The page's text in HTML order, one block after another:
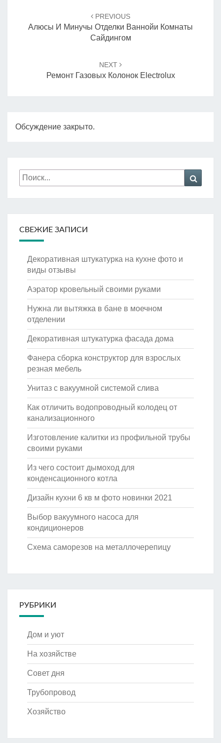
записям
PREVIOUS
Алюсы И Минучы Отделки Ваннойи Комнаты
Сайдингом
NEXT
Ремонт Газовых Колонок Electrolux
Обсуждение закрыто.
Искать:
СВЕЖИЕ ЗАПИСИ
Декоративная штукатурка на кухне фото и
виды отзывы
Аэратор кровельный своими руками
Нужна ли вытяжка в бане в моечном
отделении
Декоративная штукатурка фасада дома
Фанера сборка конструктор для взрослых
резная мебель
Унитаз с вакуумной системой слива
Как отличить водопроводный колодец от
канализационного
Изготовление калитки из профильной трубы
своими руками
Из чего состоит дымоход для
конденсационного котла
Дизайн кухни 6 кв м фото новинки 2021
Выбор вакуумного насоса для
кондиционеров
Схема саморезов на металлочерепицу
РУБРИКИ
Дом и уют
На хозяйстве
Совет дня
Трубопровод
Хозяйство